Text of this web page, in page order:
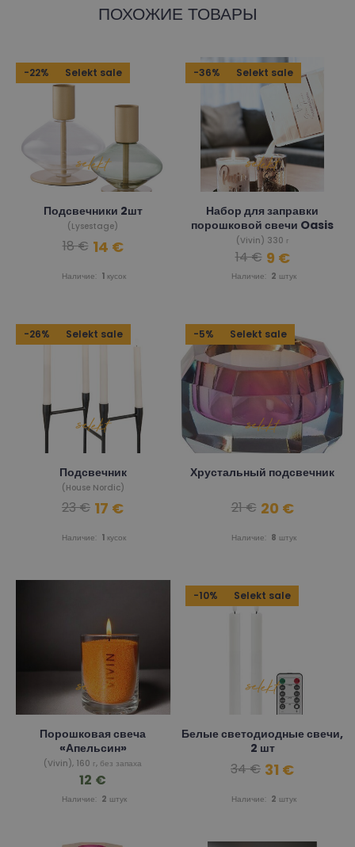
ПОХОЖИЕ ТОВАРЫ
-22% Selekt sale
Подсвечники 2шт
(Lysestage)
Наличие: 1 кусок
18 € 14 €
-36% Selekt sale
Набор для заправки
порошковой свечи Oasis
(Vivin) 330 г
Наличие: 2 штук
14 € 9 €
-26% Selekt sale
Подсвечник
(House Nordic)
Наличие: 1 кусок
23 € 17 €
-5% Selekt sale
Хрустальный подсвечник
Наличие: 8 штук
21 € 20 €
Порошковая свеча
«Апельсин»
(Vivin), 160 г, без запаха
Наличие: 2 штук
12 €
-10% Selekt sale
Белые светодиодные свечи,
2 шт
Наличие: 2 штук
34 € 31 €